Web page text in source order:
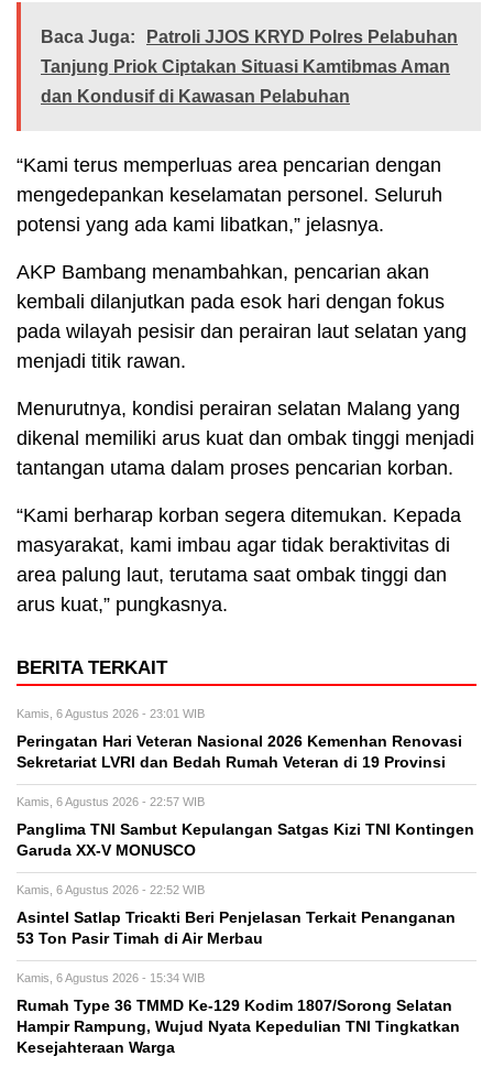
Baca Juga:
Patroli JJOS KRYD Polres Pelabuhan
Tanjung Priok Ciptakan Situasi Kamtibmas Aman
dan Kondusif di Kawasan Pelabuhan
“Kami terus memperluas area pencarian dengan
mengedepankan keselamatan personel. Seluruh
potensi yang ada kami libatkan,” jelasnya.
AKP Bambang menambahkan, pencarian akan
kembali dilanjutkan pada esok hari dengan fokus
pada wilayah pesisir dan perairan laut selatan yang
menjadi titik rawan.
Menurutnya, kondisi perairan selatan Malang yang
dikenal memiliki arus kuat dan ombak tinggi menjadi
tantangan utama dalam proses pencarian korban.
“Kami berharap korban segera ditemukan. Kepada
masyarakat, kami imbau agar tidak beraktivitas di
area palung laut, terutama saat ombak tinggi dan
arus kuat,” pungkasnya.
BERITA TERKAIT
Kamis, 6 Agustus 2026 - 23:01 WIB
Peringatan Hari Veteran Nasional 2026 Kemenhan Renovasi
Sekretariat LVRI dan Bedah Rumah Veteran di 19 Provinsi
Kamis, 6 Agustus 2026 - 22:57 WIB
Panglima TNI Sambut Kepulangan Satgas Kizi TNI Kontingen
Garuda XX-V MONUSCO
Kamis, 6 Agustus 2026 - 22:52 WIB
Asintel Satlap Tricakti Beri Penjelasan Terkait Penanganan
53 Ton Pasir Timah di Air Merbau
Kamis, 6 Agustus 2026 - 15:34 WIB
Rumah Type 36 TMMD Ke-129 Kodim 1807/Sorong Selatan
Hampir Rampung, Wujud Nyata Kepedulian TNI Tingkatkan
Kesejahteraan Warga